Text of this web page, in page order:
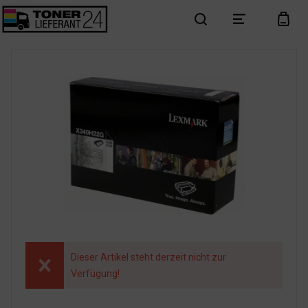
search menu cart
Dieser Artikel steht derzeit nicht zur
Verfügung!